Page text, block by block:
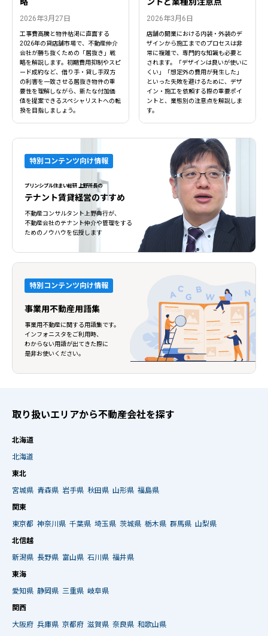
2026年3月27日
工事費高騰と物件枯渇に直面する
2026年の貸店舗市場で、不動産仲介
会社が勝ち抜くための「居抜き」戦
略を解説します。初期費用抑制やスピ
ード成約など、借り手・貸し手双方
の利害を一致させる居抜き物件の重
要性を理解しながら、新たな付加価
値を提案できるスペシャリストへの転
換を目指しましょう。
2026年3月6日
店舗の開業における内装・外装のデ
ザインから施工までのプロセスは非
常に複雑で、専門的な知識も必要と
されます。「デザインは良いが使いに
くい」「想定外の費用が発生した」
といった失敗を避けるために、デザ
イン・施工を依頼する際の重要ポイ
ントと、業態別の注意点を解説しま
す。
特別コンテンツ向け情報
プリンシプル住まい総研 上野所長の
テナント賃貸経営のすすめ
不動産コンサルタント上野典行が、
不動産会社のテナント仲介や管理をする
ためのノウハウを伝授します
特別コンテンツ向け情報
事業用不動産用語集
事業用不動産に関する用語集です。
インフォニスタをご利用時、
わからない用語が出てきた際に
是非お使いください。
取り扱いエリアから不動産会社を探す
北海道
北海道
東北
宮城県 青森県 岩手県 秋田県 山形県 福島県
関東
東京都 神奈川県 千葉県 埼玉県 茨城県 栃木県 群馬県 山梨県
北信越
新潟県 長野県 富山県 石川県 福井県
東海
愛知県 静岡県 三重県 岐阜県
関西
大阪府 兵庫県 京都府 滋賀県 奈良県 和歌山県